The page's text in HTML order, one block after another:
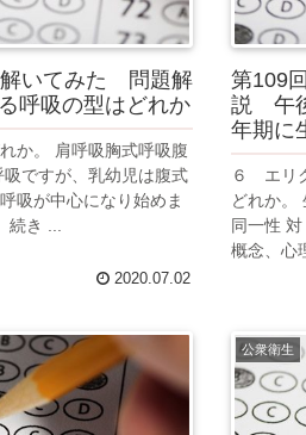
解いてみた 問題解
吸の型はどれか
か。 肩呼吸胸式呼吸腹
ですが、乳幼児は腹式
吸が中心になり始めま
き ...
2020.07.02
第109
説 午
年期に
６ エリ
どれか。
同一性
概念、心
公衆衛生